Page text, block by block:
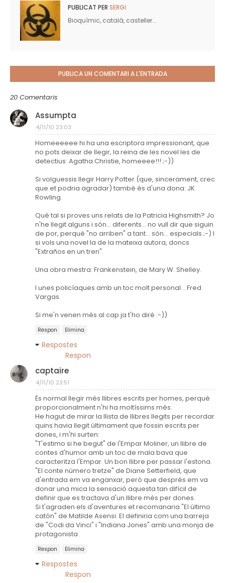
PUBLICAT PER SERGI
Bioquímic, català, casteller...
PUBLICA UN COMENTARI A L'ENTRADA
20 Comentaris
Assumpta
4/11/10 23:03
Homeeeeee hi ha una escriptora impressionant, que
no pots deixar de llegir, la reina de les novel·les de
detectius: Agatha Christie, homeeee!!! ;-))
Si volguessis llegir Harry Potter (que, sincerament, crec
que et podria agradar) també és d'una dona: JK
Rowling.
Què tal si proves uns relats de la Patricia Highsmith? Jo
n'he llegit alguns i són... diferents... no vull dir que siguin
de por, perquè "no arriben" a tant... són... especials ;-) I
si vols una novel·la de la mateixa autora, doncs
"Extraños en un tren".
Una obra mestra: Frankenstein, de Mary W. Shelley.
I unes policíaques amb un toc molt personal... Fred
Vargas.
Si me'n venen més al cap ja t'ho diré :-))
Respon Elimina
Respostes
Respon
captaire
4/11/10 23:51
És normal llegir més llibres escrits per homes, perquè
proporcionalment n'hi ha moltíssims més.
He hagut de mirar la llista de llibres llegits per recordar
quins havia llegit últimament que fossin escrits per
dones, i m'hi surten:
"T'estimo si he begut" de l'Empar Moliner, un llibre de
contes d'humor amb un toc de mala bava que
caracteritza l'Empar. Un bon llibre per passar l'estona.
"El conte número tretze" de Diane Setterfield, que
d'entrada em va enganxar, però que després em va
donar una mica la sensació aquesta tan difícil de
definir que es tractava d'un llibre més per dones.
Si t'agraden els d'aventures et recomanaria "El último
catón" de Matilde Asensi. El definiria com una barreja
de "Codi da Vinci" i "Indiana Jones" amb una monja de
protagonista.
Respon Elimina
Respostes
Respon